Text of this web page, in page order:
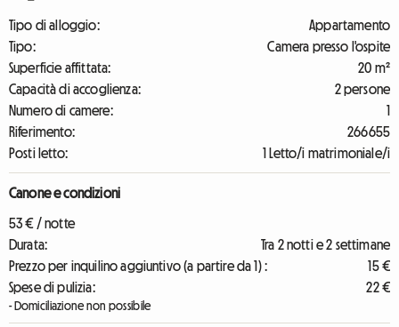
Tipo di alloggio:
Appartamento
Tipo:
Camera presso l'ospite
Superficie affittata:
20 m²
Capacità di accoglienza:
2 persone
Numero di camere:
1
Riferimento:
266655
Posti letto:
1 Letto/i matrimoniale/i
Canone e condizioni
53 € / notte
Durata:
Tra 2 notti e 2 settimane
Prezzo per inquilino aggiuntivo (a partire da 1) :
15 €
Spese di pulizia:
22 €
- Domiciliazione non possibile